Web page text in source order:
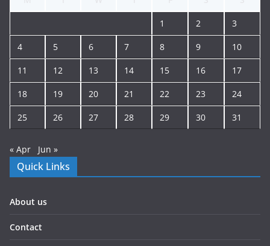
1 2 3
4 5 6 7 8 9 10
11 12 13 14 15 16 17
18 19 20 21 22 23 24
25 26 27 28 29 30 31
« Apr Jun »
Quick Links
About us
Contact